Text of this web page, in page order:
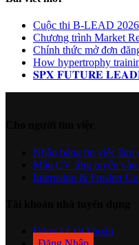
Cuộc thi B-LEAD 2026
Chương trình Market
Chính thức mở đơn
How hypertrophy
𝐒𝐏𝐗 𝐅𝐔𝐓𝐔𝐑𝐄
Nhận bảng tin việc làm
Mẫu CV ứng tuyển
Internship & Fresher
Đăng ký tài khoản